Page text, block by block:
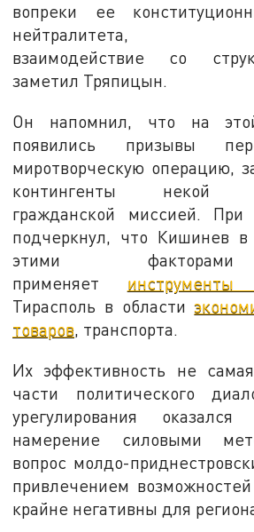
вопреки ее
нейтралитета,
взаимодействие со
заметил Тряпицын.
Он напомнил, что на
появились призывы
миротворческую операцию,
контингенты некой
гражданской миссией.
подчеркнул, что Кишинев в
этими
применяет инструменты
Тирасполь в области
товаров, транспорта.
Их эффективность не
части политического
урегулирования
намерение силовыми
вопрос молдо-
привлечением
крайне негативны для